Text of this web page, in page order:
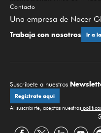
Contacto
Una empresa de Nacer
Trabaja con nosotros Ir a
Suscríbete a nuestros
Regístrate aquí
Al suscribirte, aceptas nuestras